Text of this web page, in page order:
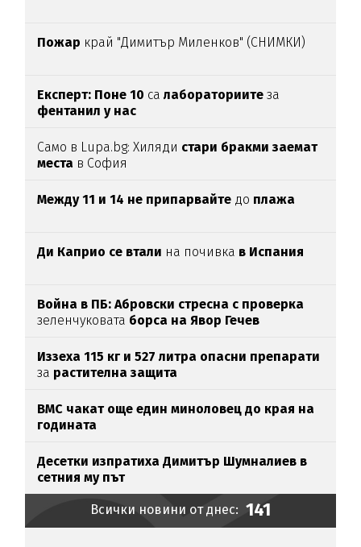
Пожар край "Димитър Миленков" (СНИМКИ)
Експерт: Поне 10 салабораториите за
фентанил у нас
Само в Lupa.bg: Хиляди стари бракми заемат
места в София
Между 11 и 14 не припарвайте до плажа
Ди Каприо се втали на почивка в Испания
Война в ПБ: Абровски стресна с проверка
зеленчуковата борса на Явор Гечев
Иззеха 115 кг и 527 литра опасни препарати
за растителна защита
ВМС чакат още един миноловец до края на
годината
Десетки изпратиха Димитър Шумналиев в
сетния му път
Всички новини от днес: 141